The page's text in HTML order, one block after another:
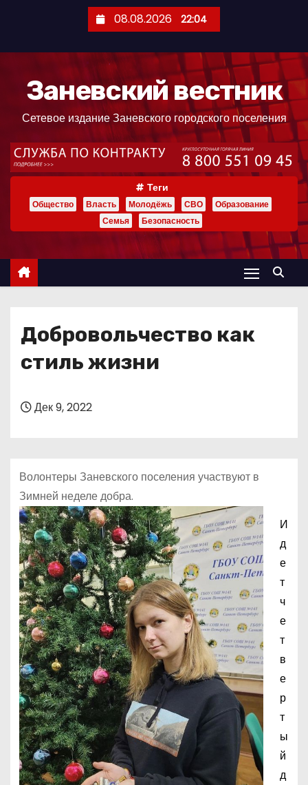
ж
08.08.2026 22:04
Заневский вестник
Сетевое издание Заневского городского поселения
Теги
Общество Власть Молодёжь СВО
Образование
Семья
Безопасность
Добровольчество как
стиль жизни
Дек 9, 2022
Волонтеры Заневского поселения участвуют в
Зимней неделе добра.
И
д
е
т
ч
е
т
в
е
р
т
ы
й
д